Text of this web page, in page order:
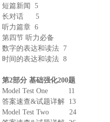
短篇新闻
5
长对话
5
听力篇章 6
第四节 听力必备
数字的表达和读法 7
时间的表达和读法 8
第2部分 基础强化200题
Model Test One
11
答案速查&试题详解 13
Model Test Two
24